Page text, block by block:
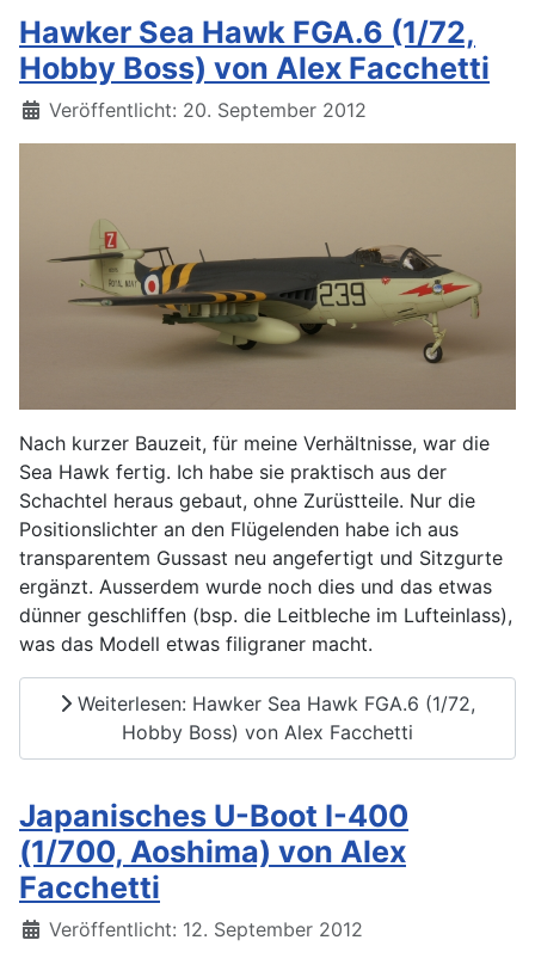
Hawker Sea Hawk FGA.6 (1/72,
Hobby Boss) von Alex Facchetti
Details
Veröffentlicht: 20. September 2012
Nach kurzer Bauzeit, für meine Verhältnisse, war die
Sea Hawk fertig. Ich habe sie praktisch aus der
Schachtel heraus gebaut, ohne Zurüstteile. Nur die
Positionslichter an den Flügelenden habe ich aus
transparentem Gussast neu angefertigt und Sitzgurte
ergänzt. Ausserdem wurde noch dies und das etwas
dünner geschliffen (bsp. die Leitbleche im Lufteinlass),
was das Modell etwas filigraner macht.
Weiterlesen: Hawker Sea Hawk FGA.6 (1/72,
Hobby Boss) von Alex Facchetti
Japanisches U-Boot I-400
(1/700, Aoshima) von Alex
Facchetti
Details
Veröffentlicht: 12. September 2012